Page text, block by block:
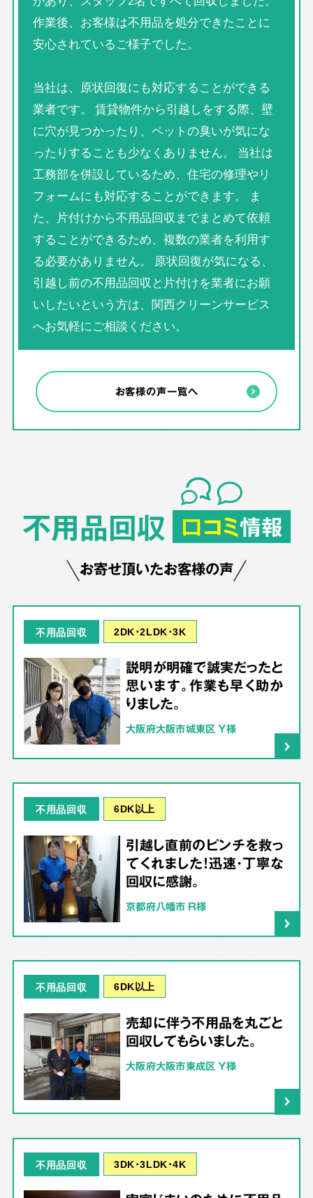
作業後、お客様は不用品を処分できたことに
安心されているご様子でした。
当社は、原状回復にも対応することができる
業者です。 賃貸物件から引越しをする際、壁
に穴が見つかったり、ペットの臭いが気にな
ったりすることも少なくありません。 当社は
工務部を併設しているため、住宅の修理やリ
フォームにも対応することができます。 ま
た、片付けから不用品回収までまとめて依頼
することができるため、複数の業者を利用す
る必要がありません。 原状回復が気になる、
引越し前の不用品回収と片付けを業者にお願
いしたいという方は、関西クリーンサービス
へお気軽にご相談ください。
お客様の声一覧へ
不用品回収 口コミ情報
お寄せ頂いたお客様の声
不用品回収 2DK･2LDK･3K
説明が明確で誠実だったと
思います。作業も早く助か
りました。
大阪府大阪市城東区 Y様
不用品回収 6DK以上
引越し直前のピンチを救っ
てくれました！迅速・丁寧な
回収に感謝。
京都府八幡市 R様
不用品回収 6DK以上
売却に伴う不用品を丸ごと
回収してもらいました。
大阪府大阪市東成区 Y様
不用品回収 3DK･3LDK･4K